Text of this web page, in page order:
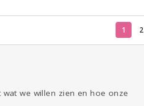
1 2
we willen zien en hoe onze